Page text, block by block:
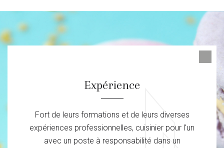
Expérience
Fort de leurs formations et de leurs diverses
expériences professionnelles, cuisinier pour l'un
avec un poste à responsabilité dans un